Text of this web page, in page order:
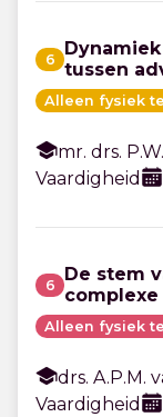
6 tussen
Alleen fysiek
mr. drs.
Vaardigheid
6
De stem
Alleen fysiek
drs. A.P.M.
Vaardigheid